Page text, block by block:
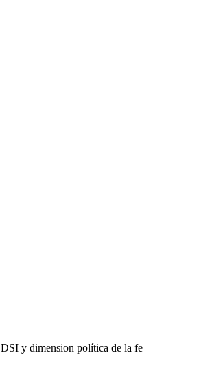
DSI y dimension política de la fe